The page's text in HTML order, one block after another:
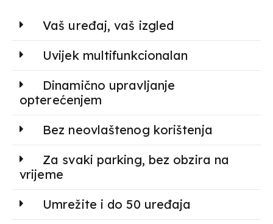
Vaš uređaj, vaš izgled
Uvijek multifunkcionalan
Dinamično upravljanje
opterećenjem
Bez neovlaštenog korištenja
Za svaki parking, bez obzira na
vrijeme
Umrežite i do 50 uređaja